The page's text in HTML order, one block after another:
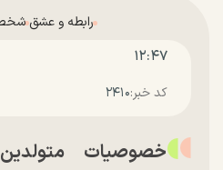
رابطه و عشق
۱۲:۴۷
کد خبر:۲۴۱۰